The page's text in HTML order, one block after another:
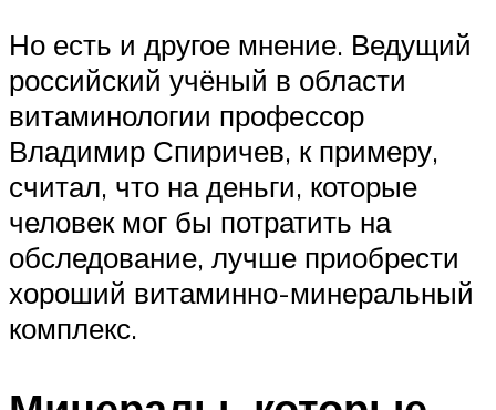
Но есть и другое мнение. Ведущий
российский учёный в области
витаминологии профессор
Владимир Спиричев, к примеру,
считал, что на деньги, которые
человек мог бы потратить на
обследование, лучше приобрести
хороший витаминно-минеральный
комплекс.